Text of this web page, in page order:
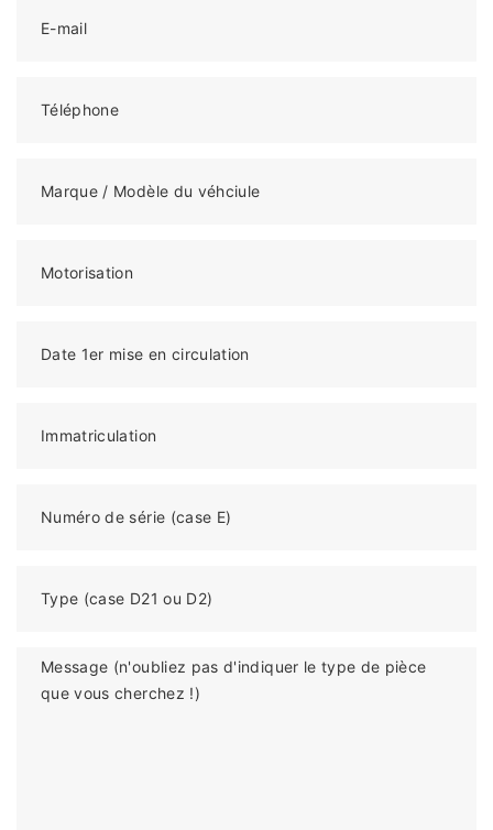
E-mail
Téléphone
Marque / Modèle du véhciule
Motorisation
Date 1er mise en circulation
Immatriculation
Numéro de série (case E)
Type (case D21 ou D2)
Message (n'oubliez pas d'indiquer le type de pièce
que vous cherchez !)